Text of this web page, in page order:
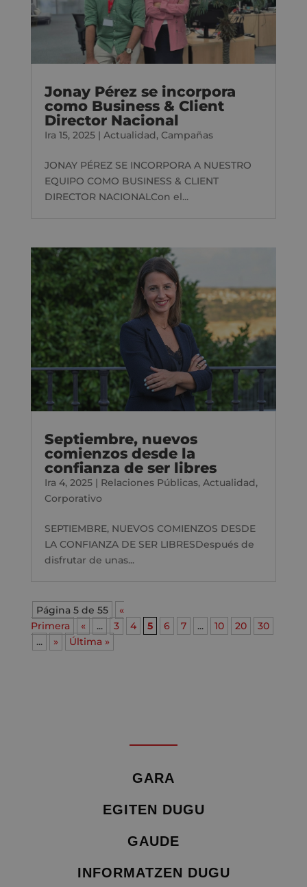
Jonay Pérez se incorpora
como Business & Client
Director Nacional
Ira 15, 2025| Actualidad, Campañas
JONAY PÉREZ SE INCORPORA A NUESTRO
EQUIPO COMO BUSINESS & CLIENT
DIRECTOR NACIONALCon el...
Septiembre, nuevos
comienzos desde la
confianza de ser libres
Ira 4, 2025| Relaciones Públicas, Actualidad,
Corporativo
SEPTIEMBRE, NUEVOS COMIENZOS DESDE
LA CONFIANZA DE SER LIBRESDespués de
disfrutar de unas...
Página 5 de 55
«
Primera
« ... 3 4 5 6 7 ... 10 20
30
...
» Última »
GARA
EGITEN DUGU
GAUDE
INFORMATZEN DUGU